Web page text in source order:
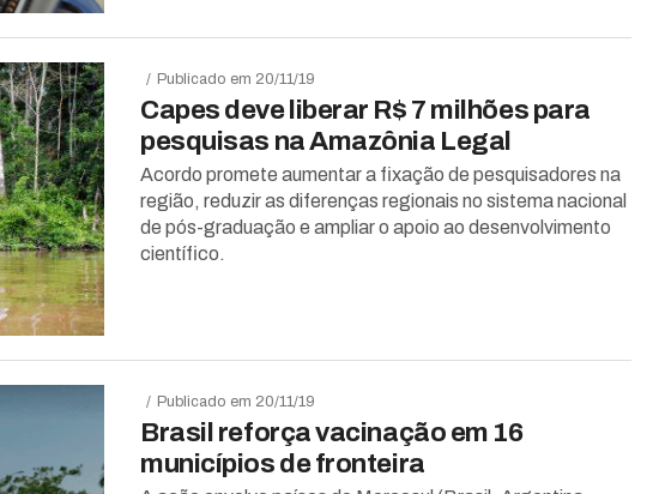
Publicado em 20/11/19
Capes deve liberar R$ 7 milhões para
pesquisas na Amazônia Legal
Acordo promete aumentar a fixação de pesquisadores na
região, reduzir as diferenças regionais no sistema nacional
de pós-graduação e ampliar o apoio ao desenvolvimento
científico.
Publicado em 20/11/19
Brasil reforça vacinação em 16
municípios de fronteira